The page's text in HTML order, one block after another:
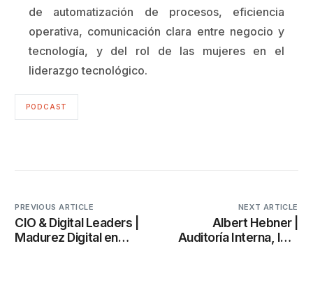
de automatización de procesos, eficiencia
operativa, comunicación clara entre negocio y
tecnología, y del rol de las mujeres en el
liderazgo tecnológico.
PODCAST
PREVIOUS ARTICLE
CIO & Digital Leaders |
Madurez Digital en
NEXT ARTICLE
Albert Hebner |
Auditoría Interna, IA y